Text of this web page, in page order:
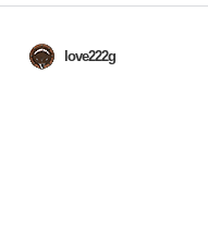
love222g